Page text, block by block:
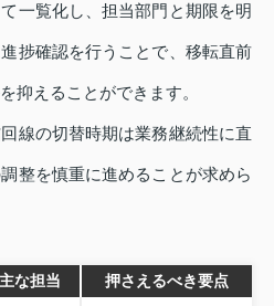
一覧化し、担当部門と期限を明
捗確認を行うことで、移転直前
抑えることができます。
線の切替時期は業務継続性に直
整を慎重に進めることが求めら
主な担当 押さえるべき要点